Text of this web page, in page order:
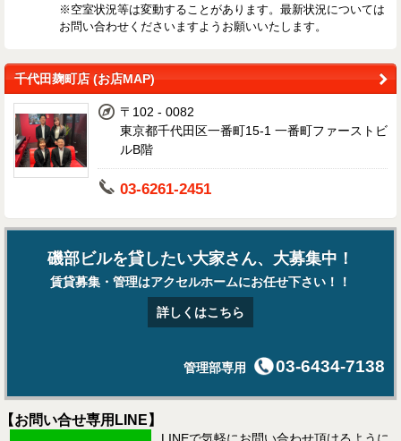
※空室状況等は変動することがあります。最新状況については
お問い合わせくださいますようお願いいたします。
千代田麹町店 (お店MAP)
〒102 - 0082
東京都千代田区一番町15-1 一番町ファーストビ
ルB階
03-6261-2451
磯部ビルを貸したい大家さん、大募集中！
賃貸募集・管理はアクセルホームにお任せ下さい！！
詳しくはこちら
管理部専用 03-6434-7138
【お問い合せ専用LINE】